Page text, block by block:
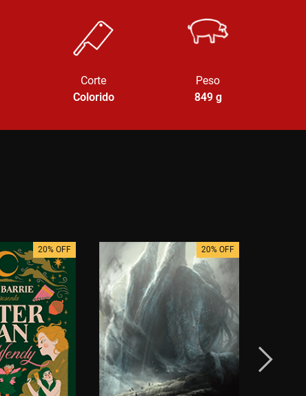
Corte
Colorido
Peso
849g
20% OFF 20% OFF